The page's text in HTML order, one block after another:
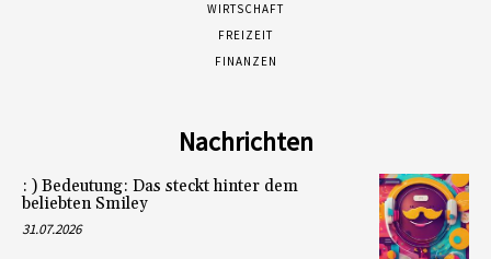
WIRTSCHAFT
FREIZEIT
FINANZEN
Nachrichten
: ) Bedeutung: Das steckt hinter dem
beliebten Smiley
31.07.2026